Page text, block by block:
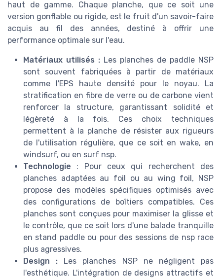
haut de gamme. Chaque planche, que ce soit une
version gonflable ou rigide, est le fruit d'un savoir-faire
acquis au fil des années, destiné à offrir une
performance optimale sur l'eau.
Matériaux utilisés : Les planches de paddle NSP
sont souvent fabriquées à partir de matériaux
comme l'EPS haute densité pour le noyau. La
stratification en fibre de verre ou de carbone vient
renforcer la structure, garantissant solidité et
légèreté à la fois. Ces choix techniques
permettent à la planche de résister aux rigueurs
de l'utilisation régulière, que ce soit en wake, en
windsurf, ou en surf nsp.
Technologie : Pour ceux qui recherchent des
planches adaptées au foil ou au wing foil, NSP
propose des modèles spécifiques optimisés avec
des configurations de boîtiers compatibles. Ces
planches sont conçues pour maximiser la glisse et
le contrôle, que ce soit lors d'une balade tranquille
en stand paddle ou pour des sessions de nsp race
plus agressives.
Design : Les planches NSP ne négligent pas
l'esthétique. L'intégration de designs attractifs et